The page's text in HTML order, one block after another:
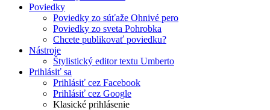
Poviedky
Poviedky zo súťaže Ohnivé pero
Poviedky zo sveta Pohrobka
Chcete publikovať poviedku?
Nástroje
Štylistický editor textu Umberto
Prihlásiť sa
Prihlásiť cez Facebook
Prihlásiť cez Google
Klasické prihlásenie